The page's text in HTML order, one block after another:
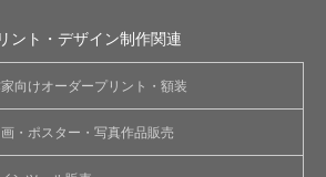
ント・デザイン制作関連
向けオーダープリント・額装
・ポスター・写真作品販売